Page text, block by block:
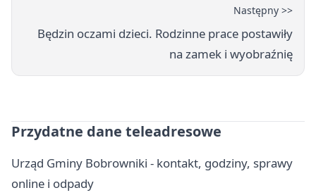
Następny >>
Będzin oczami dzieci. Rodzinne prace postawiły
na zamek i wyobraźnię
Przydatne dane teleadresowe
Urząd Gminy Bobrowniki - kontakt, godziny, sprawy
online i odpady